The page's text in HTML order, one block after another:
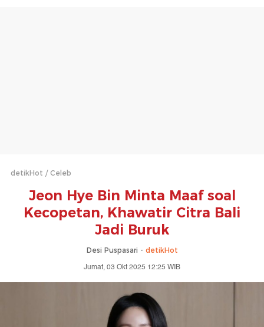
detikHot Celeb
Jeon Hye Bin Minta Maaf soal
Kecopetan, Khawatir Citra Bali
Jadi Buruk
Desi Puspasari - detikHot
Jumat, 03 Okt 2025 12:25 WIB